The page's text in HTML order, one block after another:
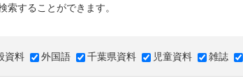
索することができます。
資料 外国語 千葉県資料 児童資料 雑誌